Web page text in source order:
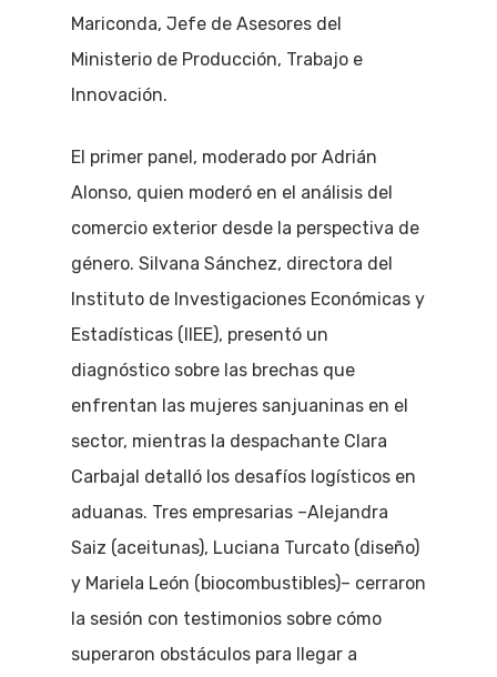
Mariconda, Jefe de Asesores del
Ministerio de Producción, Trabajo e
Innovación.
El primer panel, moderado por Adrián
Alonso, quien moderó en el análisis del
comercio exterior desde la perspectiva de
género. Silvana Sánchez, directora del
Instituto de Investigaciones Económicas y
Estadísticas (IIEE), presentó un
diagnóstico sobre las brechas que
enfrentan las mujeres sanjuaninas en el
sector, mientras la despachante Clara
Carbajal detalló los desafíos logísticos en
aduanas. Tres empresarias –Alejandra
Saiz (aceitunas), Luciana Turcato (diseño)
y Mariela León (biocombustibles)– cerraron
la sesión con testimonios sobre cómo
superaron obstáculos para llegar a